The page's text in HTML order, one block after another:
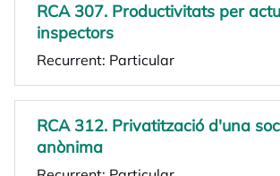
RCA 307. Productivitats per
inspectors
Recurrent: Particular
RCA 312. Privatització d'una
anònima